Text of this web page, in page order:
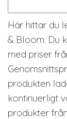
Här hittar du
& Bloom. Du
med priser
produkten
kontinuerligt
produkter